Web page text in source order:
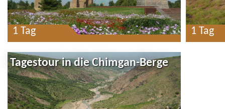
1 Tag 1 Tag
Tagestour in die Chimgan-Berge